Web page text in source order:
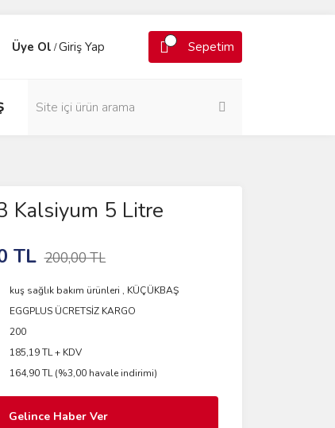
Üye Ol /Giriş Yap Sepetim
Kalsiyum 5 Litre
TL 200,00 TL
kuş sağlık bakım ürünleri , KÜÇÜKBAŞ
EGGPLUS ÜCRETSİZ KARGO
200
185,19 TL + KDV
164,90 TL (%3,00 havale indirimi)
Gelince Haber Ver